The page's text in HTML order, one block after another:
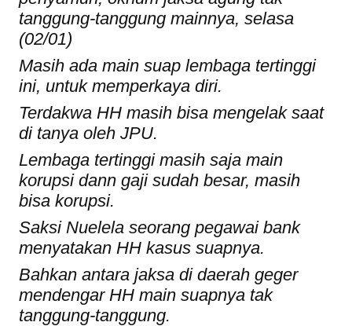
tanggung-tanggung mainnya, selasa
(02/01)
Masih ada main suap lembaga tertinggi
ini, untuk memperkaya diri.
Terdakwa HH masih bisa mengelak saat
di tanya oleh JPU.
Lembaga tertinggi masih saja main
korupsi dann gaji sudah besar, masih
bisa korupsi.
Saksi Nuelela seorang pegawai bank
menyatakan HH kasus suapnya.
Bahkan antara jaksa di daerah geger
mendengar HH main suapnya tak
tanggung-tanggung.